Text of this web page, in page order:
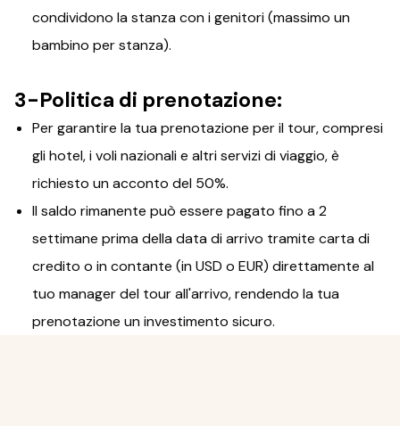
condividono la stanza con i genitori (massimo un
bambino per stanza).
3-Politica di prenotazione:
Per garantire la tua prenotazione per il tour, compresi
gli hotel, i voli nazionali e altri servizi di viaggio, è
richiesto un acconto del 50%.
Il saldo rimanente può essere pagato fino a 2
settimane prima della data di arrivo tramite carta di
credito o in contante (in USD o EUR) direttamente al
tuo manager del tour all'arrivo, rendendo la tua
prenotazione un investimento sicuro.